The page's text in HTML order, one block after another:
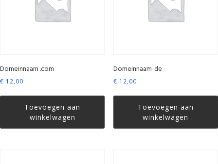
Domeinnaam .com
€ 12,00
Toevoegen aan
winkelwagen
Domeinnaam .de
€ 12,00
Toevoegen aan
winkelwagen